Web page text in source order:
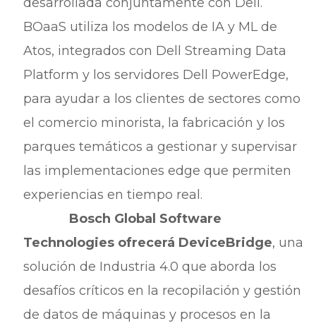
BOaaS utiliza los modelos de IA y ML de
Atos, integrados con Dell Streaming Data
Platform y los servidores Dell PowerEdge,
para ayudar a los clientes de sectores como
el comercio minorista, la fabricación y los
parques temáticos a gestionar y supervisar
las implementaciones edge que permiten
experiencias en tiempo real.
Bosch Global Software
Technologies ofrecerá DeviceBridge, una
solución de Industria 4.0 que aborda los
desafíos críticos en la recopilación y gestión
de datos de máquinas y procesos en la